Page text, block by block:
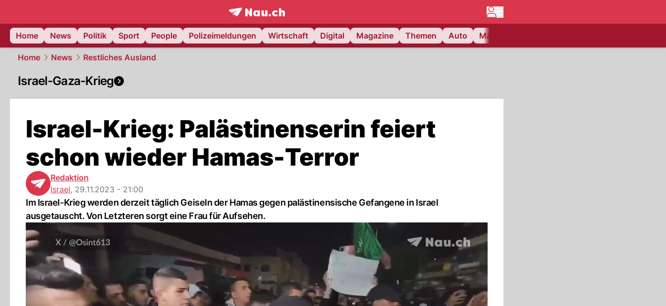
frontpage.NAU.ch
Home
News Politik Sport People Polizeimeldungen Wirtschaft Digital Magazine Themen Auto Matchcenter
Home News Restliches Ausland
Israel-Gaza-Krieg
Israel-Krieg: Palästinenserin feiert
schon wieder Hamas-Terror
Redaktion
Israel, 29.11.2023 - 21:00
Im Israel-Krieg werden derzeit täglich Geiseln der Hamas gegen palästinensische Gefangene in Israel
ausgetauscht. Von Letzteren sorgt eine Frau für Aufsehen.